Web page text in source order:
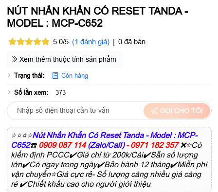
NÚT NHẤN KHẨN CÓ RESET TANDA -
MODEL : MCP-C652
5.0/5 (1 đánh giá) 0 đã bán
Xem thêm thuộc tính sản phẩm
Trạng thái: Còn hàng
Số lần xem: 373
GỌI CHO TÔI
⭐⭐⭐⭐Nút Nhấn Khẩn Có Reset Tanda - Model : MCP-
C652☎️ 0909 087 114 (Zalo/Call) - 0971 182 357 ❌⭐Có
kiểm định PCCC✔️Giá chỉ từ 200k/Cái✔️Sẵn số lượng
lớn✔️Có ngay trong ngày✔️Bảo hành 12 tháng✔️Miễn phí
vận chuyển⭐Giá cực rẻ- Số lượng càng nhiều giá càng
rẻ ✔️Chiết khấu cao cho người giới thiệu